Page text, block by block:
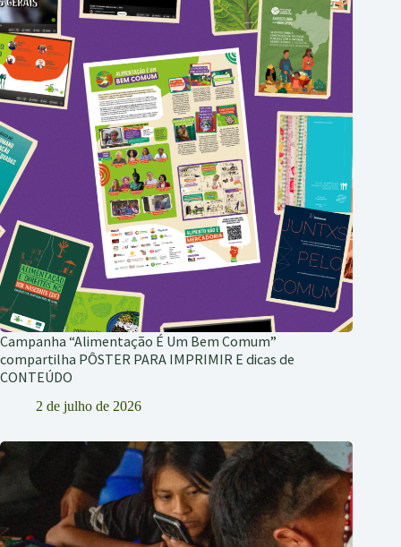
Campanha “Alimentação É Um Bem Comum”
compartilha PÔSTER PARA IMPRIMIR E dicas de
CONTEÚDO
2 de julho de 2026